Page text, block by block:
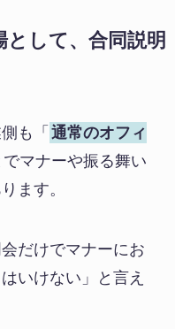
して、合同説明
も「 通常のオフィ
でマナーや振る舞い
ます。
だけでマナーにお
いけない」と言え